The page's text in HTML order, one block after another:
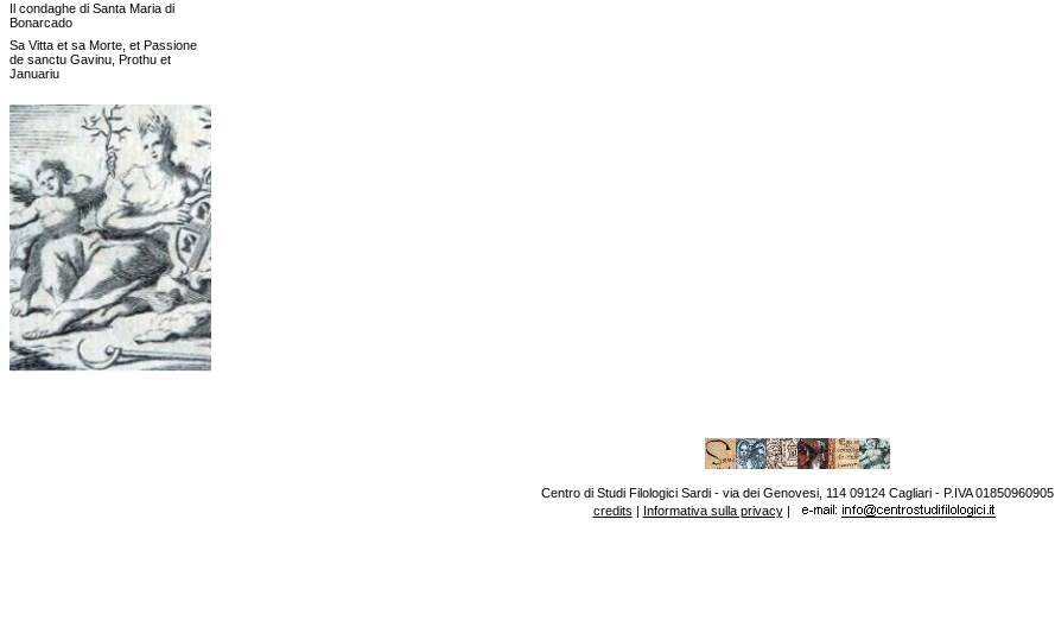
Il condaghe di Santa Maria di
Bonarcado
Sa Vitta et sa Morte, et Passione
de sanctu Gavinu, Prothu et
Januariu
Centro di Studi Filologici Sardi - via dei Genovesi, 114 09124 Cagliari - P.IVA 01850960905
credits | Informativa sulla privacy|